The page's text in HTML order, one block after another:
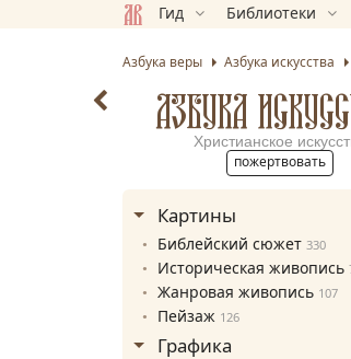
Гид Библиотеки
Азбука веры Азбука искусства
АЗБУКА
Христианское
пожертвовать
Картины
Библейский сюжет 330
Историческая живопись
Жанровая живопись 107
Пейзаж 126
Графика